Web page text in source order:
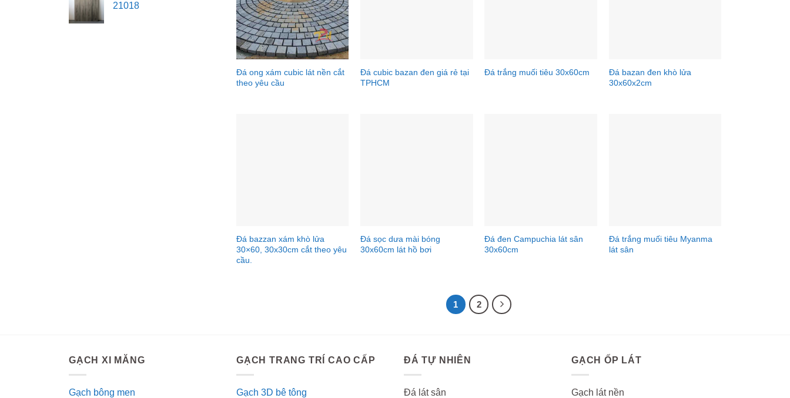
21018
Đá ong xám cubic lát nền cắt
theo yêu cầu
Đá cubic bazan đen giá rẻ tại
TPHCM
Đá trắng muối tiêu 30x60cm
Đá bazan đen khò lửa
30x60x2cm
Đá bazzan xám khò lửa
30×60, 30x30cm cắt theo yêu
cầu.
Đá sọc dưa mài bóng
30x60cm lát hồ bơi
Đá đen Campuchia lát sân
30x60cm
Đá trắng muối tiêu Myanma
lát sân
1 2
GẠCH XI MĂNG
Gạch bông men
GẠCH TRANG TRÍ CAO CẤP
Gạch 3D bê tông
ĐÁ TỰ NHIÊN
Đá lát sân
GẠCH ỐP LÁT
Gạch lát nền